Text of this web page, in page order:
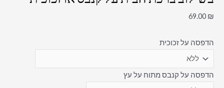
69.00 ₪
הדפסה על זכוכית
הדפסה על קנבס מתוח על עץ